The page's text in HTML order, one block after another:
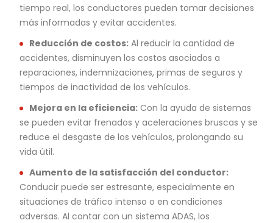
tiempo real, los conductores pueden tomar decisiones
más informadas y evitar accidentes.
Reducción de costos: Al reducir la cantidad de
accidentes, disminuyen los costos asociados a
reparaciones, indemnizaciones, primas de seguros y
tiempos de inactividad de los vehículos.
Mejora en la eficiencia: Con la ayuda de sistemas
se pueden evitar frenados y aceleraciones bruscas y se
reduce el desgaste de los vehículos, prolongando su
vida útil.
Aumento de la satisfacción del conductor:
Conducir puede ser estresante, especialmente en
situaciones de tráfico intenso o en condiciones
adversas. Al contar con un sistema ADAS, los